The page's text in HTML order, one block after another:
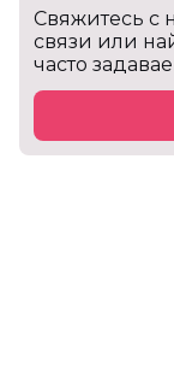
Cвяжитесь с
связи или
часто